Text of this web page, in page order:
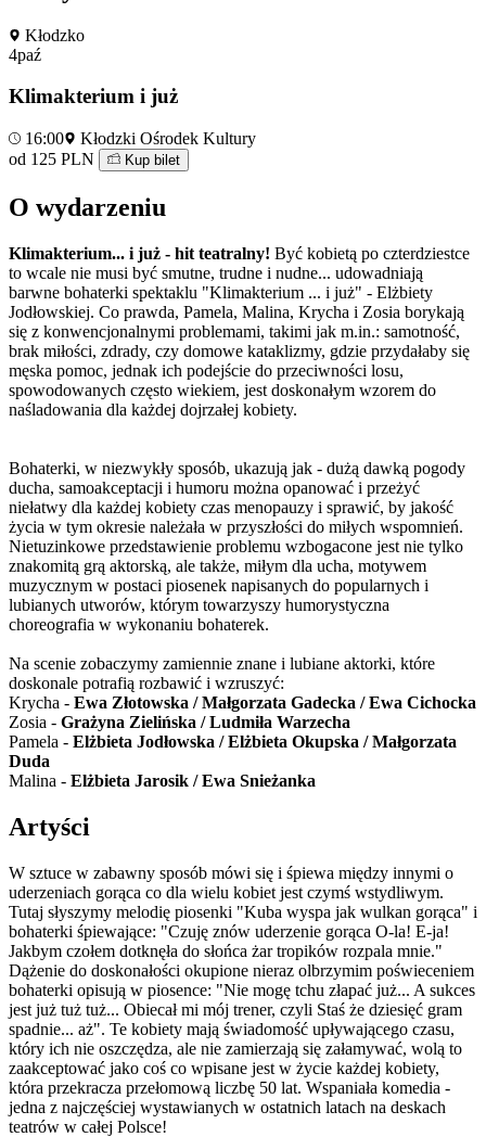
Kłodzko
4paź
Klimakterium i już
16:00
Kłodzki Ośrodek Kultury
od 125 PLN
Kup bilet
O wydarzeniu
Klimakterium... i już - hit teatralny! Być kobietą po czterdziestce
to wcale nie musi być smutne, trudne i nudne... udowadniają
barwne bohaterki spektaklu "Klimakterium ... i już" - Elżbiety
Jodłowskiej. Co prawda, Pamela, Malina, Krycha i Zosia borykają
się z konwencjonalnymi problemami, takimi jak m.in.: samotność,
brak miłości, zdrady, czy domowe kataklizmy, gdzie przydałaby się
męska pomoc, jednak ich podejście do przeciwności losu,
spowodowanych często wiekiem, jest doskonałym wzorem do
naśladowania dla każdej dojrzałej kobiety.
Bohaterki, w niezwykły sposób, ukazują jak - dużą dawką pogody
ducha, samoakceptacji i humoru można opanować i przeżyć
niełatwy dla każdej kobiety czas menopauzy i sprawić, by jakość
życia w tym okresie należała w przyszłości do miłych wspomnień.
Nietuzinkowe przedstawienie problemu wzbogacone jest nie tylko
znakomitą grą aktorską, ale także, miłym dla ucha, motywem
muzycznym w postaci piosenek napisanych do popularnych i
lubianych utworów, którym towarzyszy humorystyczna
choreografia w wykonaniu bohaterek.
Na scenie zobaczymy zamiennie znane i lubiane aktorki, które
doskonale potrafią rozbawić i wzruszyć:
Krycha - Ewa Złotowska / Małgorzata Gadecka / Ewa Cichocka
Zosia - Grażyna Zielińska / Ludmiła Warzecha
Pamela - Elżbieta Jodłowska / Elżbieta Okupska / Małgorzata
Duda
Malina - Elżbieta Jarosik / Ewa Snieżanka
Artyści
W sztuce w zabawny sposób mówi się i śpiewa między innymi o
uderzeniach gorąca co dla wielu kobiet jest czymś wstydliwym.
Tutaj słyszymy melodię piosenki "Kuba wyspa jak wulkan gorąca" i
bohaterki śpiewające: "Czuję znów uderzenie gorąca O-la! E-ja!
Jakbym czołem dotknęła do słońca żar tropików rozpala mnie."
Dążenie do doskonałości okupione nieraz olbrzymim poświeceniem
bohaterki opisują w piosence: "Nie mogę tchu złapać już... A sukces
jest już tuż tuż... Obiecał mi mój trener, czyli Staś że dziesięć gram
spadnie... aż". Te kobiety mają świadomość upływającego czasu,
który ich nie oszczędza, ale nie zamierzają się załamywać, wolą to
zaakceptować jako coś co wpisane jest w życie każdej kobiety,
która przekracza przełomową liczbę 50 lat. Wspaniała komedia -
jedna z najczęściej wystawianych w ostatnich latach na deskach
teatrów w całej Polsce!